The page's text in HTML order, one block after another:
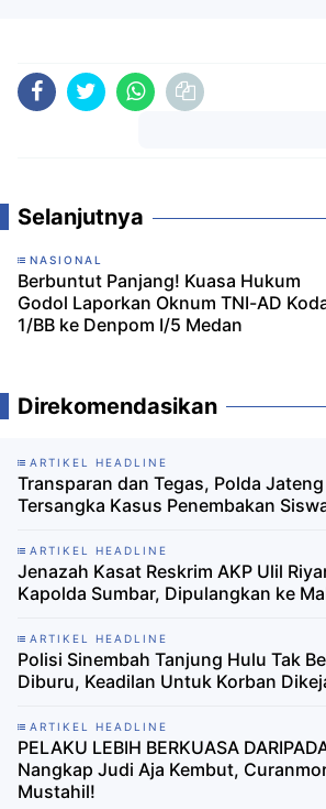
Selanjutnya
NASIONAL
Berbuntut Panjang! Kuasa Hukum
Godol Laporkan Oknum TNI-AD
1/BB ke Denpom I/5 Medan
Direkomendasikan
ARTIKEL HEADLINE
Transparan dan Tegas, Polda
Tersangka Kasus Penembakan
ARTIKEL HEADLINE
Jenazah Kasat Reskrim AKP Ulil
Kapolda Sumbar, Dipulangkan ke
ARTIKEL HEADLINE
Polisi Sinembah Tanjung Hulu Tak
Diburu, Keadilan Untuk Korban
ARTIKEL HEADLINE
PELAKU LEBIH BERKUASA
Nangkap Judi Aja Kembut,
Mustahil!